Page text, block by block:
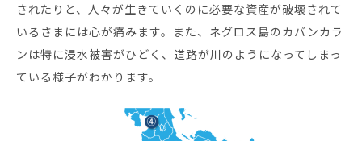
されたりと、人々が生きていくのに必要な資産が破壊されて
いるさまには心が痛みます。また、ネグロス島のカバンカラ
ンは特に浸水被害がひどく、道路が川のようになってしまっ
ている様子がわかります。